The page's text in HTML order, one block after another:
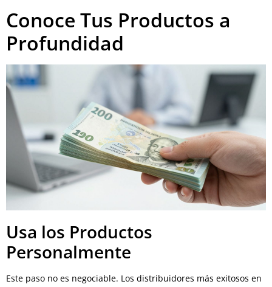
Conoce Tus Productos a
Profundidad
Usa los Productos
Personalmente
Este paso no es negociable. Los distribuidores más exitosos en